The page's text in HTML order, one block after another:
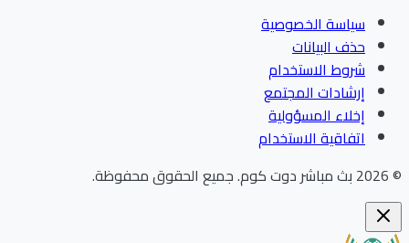
سياسة الخصوصية
حذف البيانات
شروط الاستخدام
إرشادات المجتمع
إخلاء المسؤولية
اتفاقية الاستخدام
بث مباشر دوت كوم.جميع الحقوق محفوظة.